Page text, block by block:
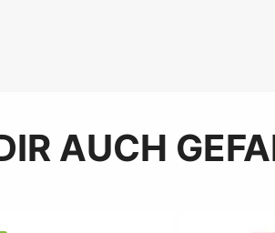
AUCH